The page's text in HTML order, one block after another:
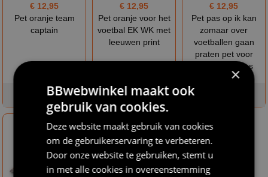
€ 12,95
Pet oranje team
captain
op voorraad
€ 12,95
Pet oranje voor het
voetbal EK WK met
leeuwen print
op voorraad
€ 12,95
Pet pas op ik kan
zomaar over
voetballen gaan
praten pet voor
voetbal gekkies
×
BBwebwinkel maakt ook
gebruik van cookies.
Deze website maakt gebruik van cookies
om de gebruikerservaring te verbeteren.
Door onze website te gebruiken, stemt u
in met alle cookies in overeenstemming